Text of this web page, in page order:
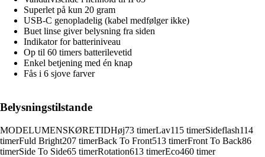
Superlet på kun 20 gram
USB-C genopladelig (kabel medfølger ikke)
Buet linse giver belysning fra siden
Indikator for batteriniveau
Op til 60 timers batterilevetid
Enkel betjening med én knap
Fås i 6 sjove farver
Belysningstilstande
MODELUMENSKØRETIDHøj73 timerLav115 timerSideflash114
timerFuld Bright207 timerBack To Front513 timerFront To Back86
timerSide To Side65 timerRotation613 timerEco460 timer